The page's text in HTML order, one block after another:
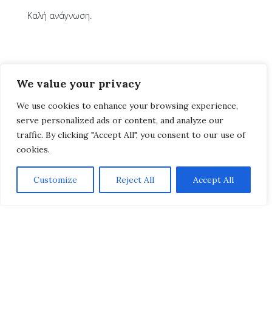
We value your privacy
We use cookies to enhance your browsing experience,
serve personalized ads or content, and analyze our
traffic. By clicking "Accept All", you consent to our use of
cookies.
Customize Reject All Accept All
Καλή ανάγνωση.